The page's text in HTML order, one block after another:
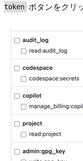
token ボタンをクリ